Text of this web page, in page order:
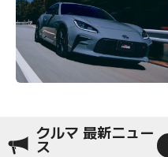
クルマ 最新ニュー
ス